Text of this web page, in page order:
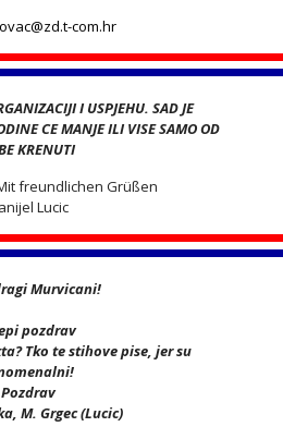
com.hr
I USPJEHU. SAD JE
CE MANJE ILI VISE SAMO OD
KRENUTI
freundlichen Grüßen
Lucic
Murvicani!
pozdrav
Tko te stihove pise, jer su
Pozdrav
M. Grgec (Lucic)